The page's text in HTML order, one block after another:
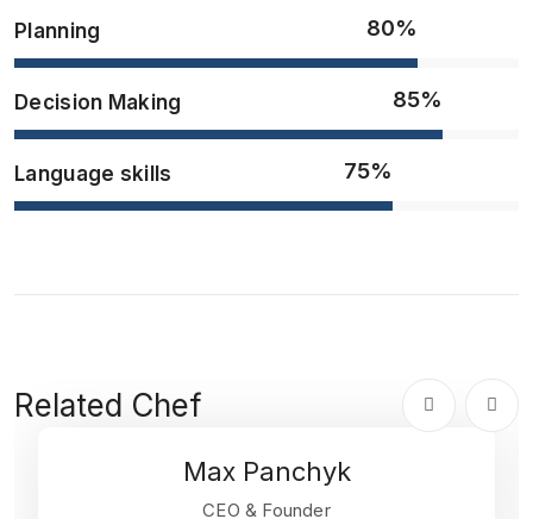
Planning 80%
Decision Making 85%
Language skills 75%
Related Chef
Max Panchyk
CEO & Founder